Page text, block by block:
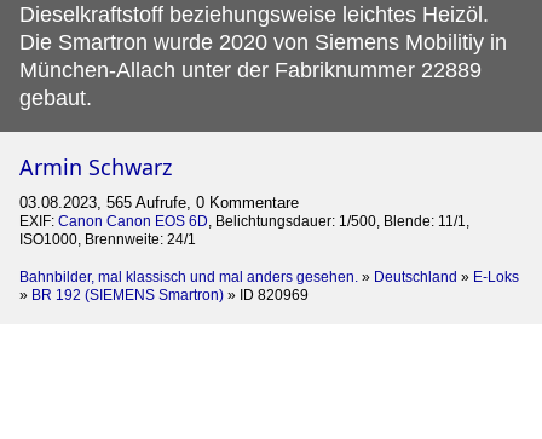
Dieselkraftstoff beziehungsweise leichtes Heizöl.
Die Smartron wurde 2020 von Siemens Mobilitiy in
München-Allach unter der Fabriknummer 22889
gebaut.
Armin Schwarz
03.08.2023, 565 Aufrufe, 0 Kommentare
EXIF: Canon Canon EOS 6D , Belichtungsdauer: 1/500, Blende: 11/1,
ISO1000, Brennweite: 24/1
Bahnbilder, mal klassisch und mal anders gesehen. » Deutschland » E-Loks
» BR 192 (SIEMENS Smartron) » ID 820969